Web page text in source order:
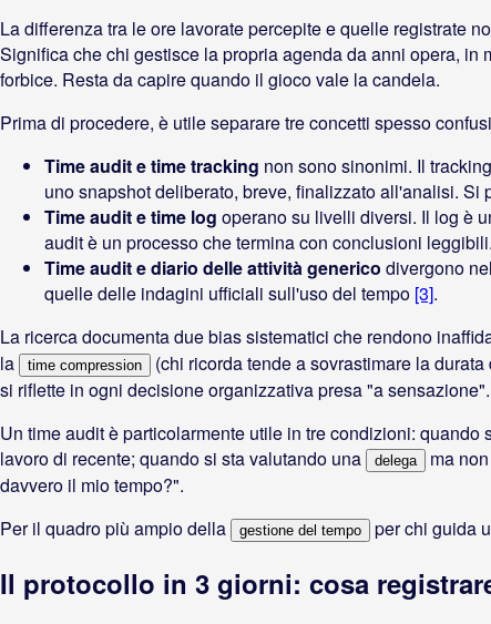
La differenza tra le ore lavorate percepite e quelle registrate
Significa che chi gestisce la propria agenda da anni opera,
forbice. Resta da capire quando il gioco vale la candela.
Prima di procedere, è utile separare tre concetti spesso
Time audit e time tracking non sono sinonimi. Il
uno snapshot deliberato, breve, finalizzato all'analisi.
Time audit e time log operano su livelli diversi. Il log è
audit è un processo che termina con conclusioni leggibili.
Time audit e diario delle attività generico divergono
quelle delle indagini ufficiali sull'uso del tempo [3].
La ricerca documenta due bias sistematici che rendono
la
time compression
(chi ricorda tende a sovrastimare la
si riflette in ogni decisione organizzativa presa "a sensazione".
Un time audit è particolarmente utile in tre condizioni:
lavoro di recente; quando si sta valutando una
delega
ma
davvero il mio tempo?".
Per il quadro più ampio della
gestione del tempo per chi guida
Il protocollo in 3 giorni: cosa